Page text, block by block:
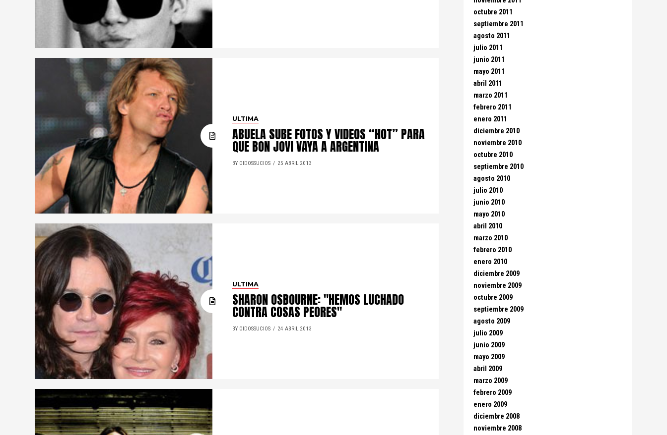
ULTIMA
ABUELA SUBE FOTOS Y VIDEOS “HOT” PARA
QUE BON JOVI VAYA A ARGENTINA
BY OIDOSSUCIOS 25 ABRIL 2013
ULTIMA
SHARON OSBOURNE: "HEMOS LUCHADO
CONTRA COSAS PEORES"
BY OIDOSSUCIOS 24 ABRIL 2013
octubre 2011
septiembre 2011
agosto 2011
julio 2011
junio 2011
mayo 2011
abril 2011
marzo 2011
febrero 2011
enero 2011
diciembre 2010
noviembre 2010
octubre 2010
septiembre 2010
agosto 2010
julio 2010
junio 2010
mayo 2010
abril 2010
marzo 2010
febrero 2010
enero 2010
diciembre 2009
noviembre 2009
octubre 2009
septiembre 2009
agosto 2009
julio 2009
junio 2009
mayo 2009
abril 2009
marzo 2009
febrero 2009
enero 2009
diciembre 2008
noviembre 2008